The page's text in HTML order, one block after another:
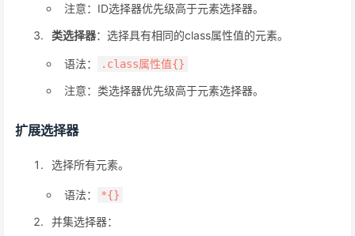
注意：ID选择器优先级高于元素选择器。
类选择器：选择具有相同的class属性值的元素。
语法： .class属性值{}
注意：类选择器优先级高于元素选择器。
扩展选择器
选择所有元素。
语法： *{}
并集选择器：